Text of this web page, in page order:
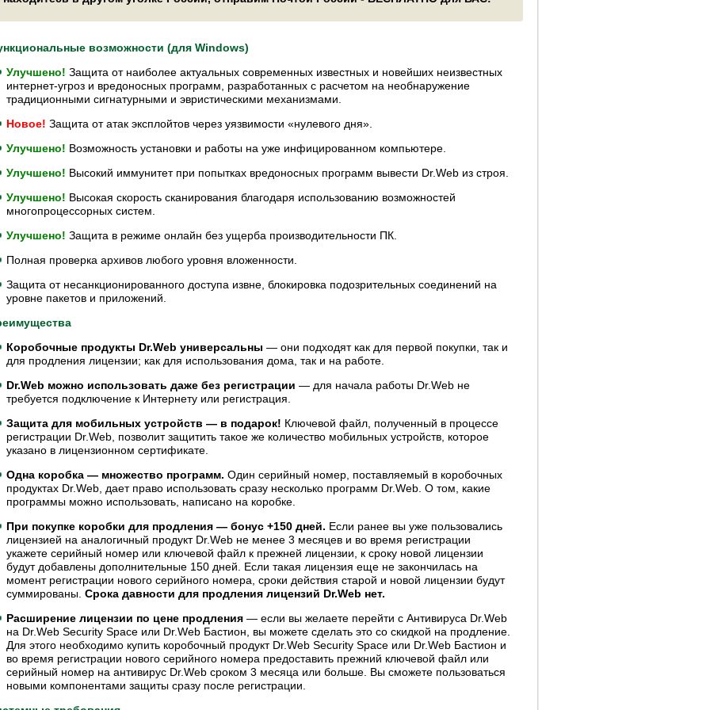
возможности (для Windows)
Улучшено! Защита от наиболее актуальных современных известных и новейших неизвестных
интернет-угроз и вредоносных программ, разработанных с расчетом на необнаружение
традиционными сигнатурными и эвристическими механизмами.
Новое! Защита от атак эксплойтов через уязвимости «нулевого дня».
Улучшено! Возможность установки и работы на уже инфицированном компьютере.
Улучшено! Высокий иммунитет при попытках вредоносных программ вывести Dr.Web из строя.
Улучшено! Высокая скорость сканирования благодаря использованию возможностей
многопроцессорных систем.
Улучшено! Защита в режиме онлайн без ущерба производительности ПК.
Полная проверка архивов любого уровня вложенности.
Защита от несанкционированного доступа извне, блокировка подозрительных соединений на
уровне пакетов и приложений.
Коробочные продукты Dr.Web универсальны — они подходят как для первой покупки, так и
для продления лицензии; как для использования дома, так и на работе.
Dr.Web можно использовать даже без регистрации — для начала работы Dr.Web не
требуется подключение к Интернету или регистрация.
Защита для мобильных устройств — в подарок! Ключевой файл, полученный в процессе
регистрации Dr.Web, позволит защитить такое же количество мобильных устройств, которое
указано в лицензионном сертификате.
Одна коробка — множество программ. Один серийный номер, поставляемый в коробочных
продуктах Dr.Web, дает право использовать сразу несколько программ Dr.Web. О том, какие
программы можно использовать, написано на коробке.
При покупке коробки для продления — бонус +150 дней. Если ранее вы уже пользовались
лицензией на аналогичный продукт Dr.Web не менее 3 месяцев и во время регистрации
укажете серийный номер или ключевой файл к прежней лицензии, к сроку новой лицензии
будут добавлены дополнительные 150 дней. Если такая лицензия еще не закончилась на
момент регистрации нового серийного номера, сроки действия старой и новой лицензии будут
суммированы. Срока давности для продления лицензий Dr.Web нет.
Расширение лицензии по цене продления — если вы желаете перейти с Антивируса Dr.Web
на Dr.Web Security Space или Dr.Web Бастион, вы можете сделать это со скидкой на продление.
Для этого необходимо купить коробочный продукт Dr.Web Security Space или Dr.Web Бастион и
во время регистрации нового серийного номера предоставить прежний ключевой файл или
серийный номер на антивирус Dr.Web сроком 3 месяца или больше. Вы сможете пользоваться
новыми компонентами защиты сразу после регистрации.